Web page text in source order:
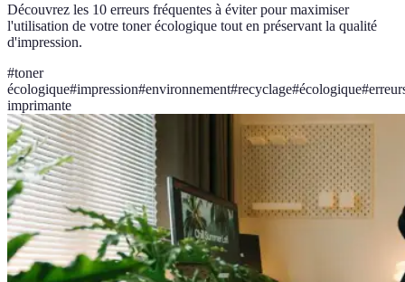
Découvrez les 10 erreurs fréquentes à éviter pour maximiser
l'utilisation de votre toner écologique tout en préservant la qualité
d'impression.
#toner
écologique#impression#environnement#recyclage#écologique#
imprimante